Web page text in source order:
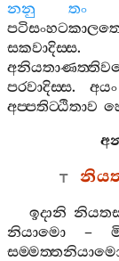
නනු
තං
සකවාදිස‍්ස
පරවාදිස‍්ස. අයං
අප‍්පතිට‍්ඨිතාව
ඉදානි
නියාමො –